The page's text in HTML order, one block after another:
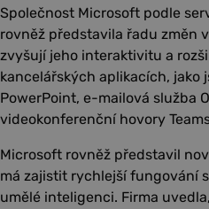
Společnost Microsoft podle
rovněž představila řadu změn
zvyšují jeho interaktivitu a
kancelářských aplikacích, jako
PowerPoint, e-mailová služba
videokonferenční hovory
Microsoft rovněž představil
má zajistit rychlejší fungování
umělé inteligenci. Firma